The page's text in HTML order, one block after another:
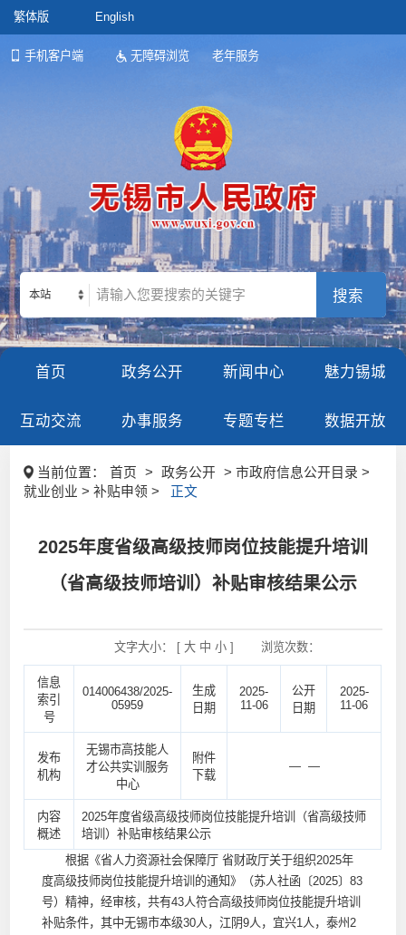
繁体版 English
手机客户端 无障碍浏览 老年服务
本站
首页 政务公开 新闻中心 魅力锡城
互动交流 办事服务 专题专栏 数据开放
当前位置： 首页 > 政务公开
> 市政府信息公开目录 >
就业创业 > 补贴申领 >
正文
2025年度省级高级技师岗位技能提升培训
（省高级技师培训）补贴审核结果公示
文字大小： [ 大 中 小] 浏览次数：
信息
索引
号
014006438/2025-
05959
生成
日期
2025-
11-06
公开
日期
2025-
11-06
发布
机构
无锡市高技能人
才公共实训服务
中心
附件
下载
— —
内容
概述
2025年度省级高级技师岗位技能提升培训（省高级技师
培训）补贴审核结果公示
根据《省人力资源社会保障厅 省财政厅关于组织2025年
度高级技师岗位技能提升培训的通知》（苏人社函〔2025〕83
号）精神，经审核，共有43人符合高级技师岗位技能提升培训
补贴条件，其中无锡市本级30人，江阴9人，宜兴1人，泰州2